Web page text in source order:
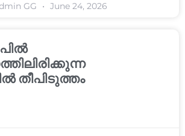
GG June 24, 2026
തീപിടുത്തം